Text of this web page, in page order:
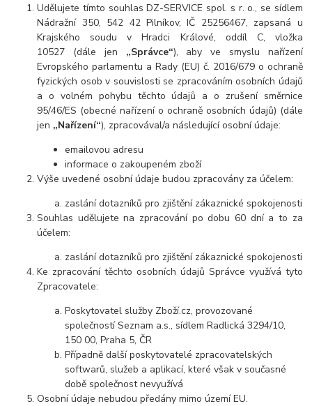
Udělujete tímto souhlas DZ-SERVICE spol. s r. o., se sídlem
Nádražní 350, 542 42 Pilníkov, IČ 25256467, zapsaná u
Krajského soudu v Hradci Králové, oddíl C, vložka
10527 (dále jen „Správce“), aby ve smyslu nařízení
Evropského parlamentu a Rady (EU) č. 2016/679 o ochraně
fyzických osob v souvislosti se zpracováním osobních údajů
a o volném pohybu těchto údajů a o zrušení směrnice
95/46/ES (obecné nařízení o ochraně osobních údajů) (dále
jen „Nařízení“), zpracovával/a následující osobní údaje:
emailovou adresu
informace o zakoupeném zboží
Výše uvedené osobní údaje budou zpracovány za účelem:
zaslání dotazníků pro zjištění zákaznické spokojenosti
Souhlas udělujete na zpracování po dobu 60 dní a to za
účelem:
zaslání dotazníků pro zjištění zákaznické spokojenosti
Ke zpracování těchto osobních údajů Správce využívá tyto
Zpracovatele:
Poskytovatel služby Zboží.cz, provozované
společností Seznam a.s., sídlem Radlická 3294/10,
150 00, Praha 5, ČR
Případně další poskytovatelé zpracovatelských
softwarů, služeb a aplikací, které však v současné
době společnost nevyužívá
Osobní údaje nebudou předány mimo území EU.